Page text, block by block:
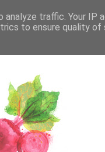
traffic. Your IP
to ensure quality of